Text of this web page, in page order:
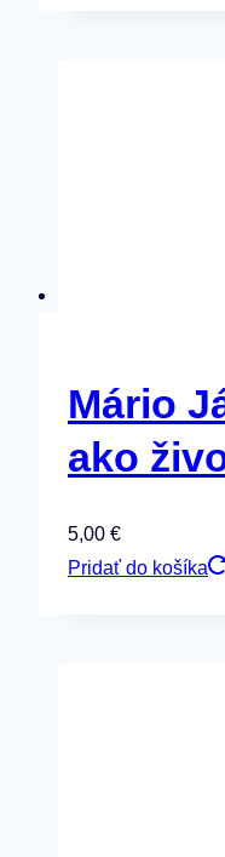
Mário
ako
5,00 €
Pridať do košíka